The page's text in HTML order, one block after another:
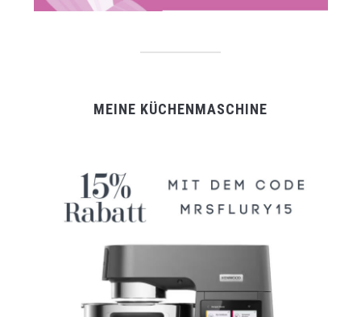
MEINE KÜCHENMASCHINE